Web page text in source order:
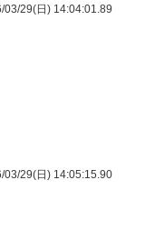
03/29(日) 14:04:01.89
03/29(日) 14:05:15.90